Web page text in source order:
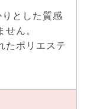
とした質感
ん。
たポリエステ